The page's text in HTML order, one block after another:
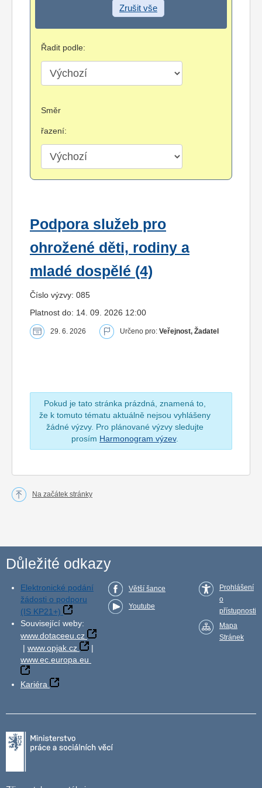
Zrušit vše
Řadit podle:
Směr
řazení:
Podpora služeb pro
ohrožené děti, rodiny a
mladé dospělé (4)
Číslo výzvy: 085
Platnost do: 14. 09. 2026 12:00
29. 6. 2026 Určeno pro: Veřejnost, Žadatel
Pokud je tato stránka prázdná, znamená to,
že k tomuto tématu aktuálně nejsou vyhlášeny
žádné výzvy. Pro plánované výzvy sledujte
prosím Harmonogram výzev.
Na začátek stránky
Důležité odkazy
Elektronické podání
žádosti o podporu
(IS KP21+)
Související weby:
www.dotaceeu.cz
| www.opjak.cz
|
www.ec.europa.eu
Kariéra
Větší šance
Youtube
Prohlášení
o
přístupnosti
Mapa
Stránek